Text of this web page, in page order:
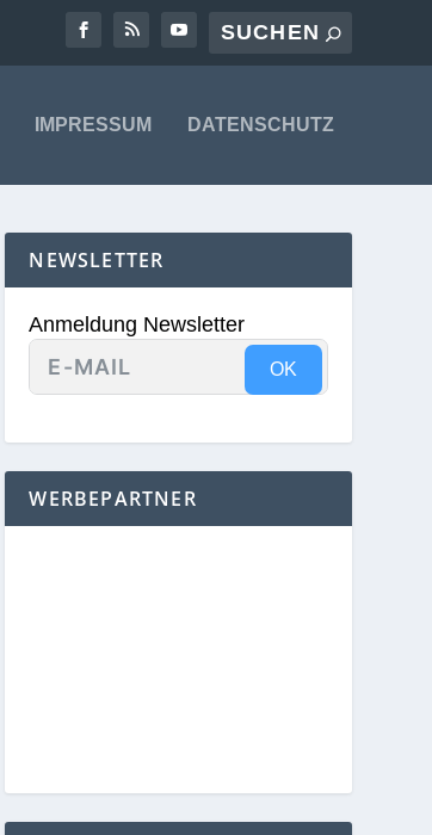
IMPRESSUM DATENSCHUTZ
NEWSLETTER
Anmeldung Newsletter
OK
WERBEPARTNER